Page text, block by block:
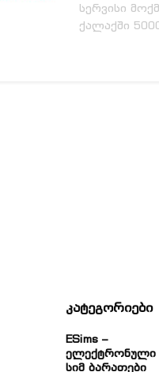
სერვისი
ქალაქში
კატეგორიები
ESims –
Ელექტრონული
Სიმ Ბარათები